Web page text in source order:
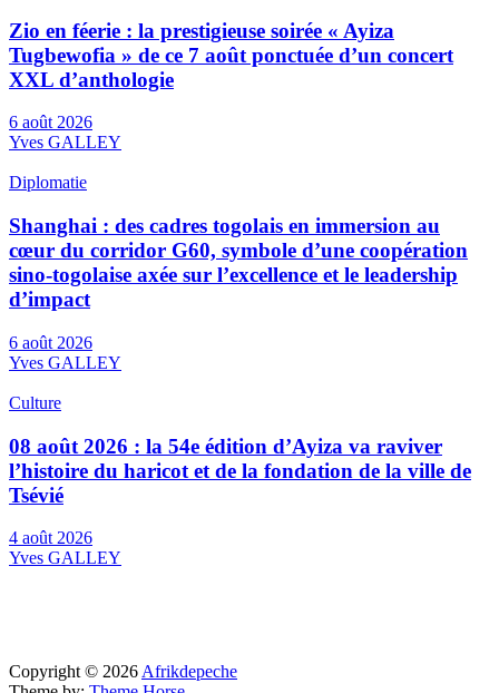
Zio en féerie : la prestigieuse soirée « Ayiza
Tugbewofia » de ce 7 août ponctuée d’un concert
XXL d’anthologie
6 août 2026
Yves GALLEY
Diplomatie
Shanghai : des cadres togolais en immersion au
cœur du corridor G60, symbole d’une coopération
sino-togolaise axée sur l’excellence et le leadership
d’impact
6 août 2026
Yves GALLEY
Culture
08 août 2026 : la 54e édition d’Ayiza va raviver
l’histoire du haricot et de la fondation de la ville de
Tsévié
4 août 2026
Yves GALLEY
Copyright © 2026 Afrikdepeche